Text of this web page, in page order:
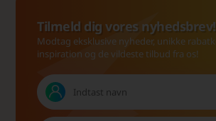
Tilmeld dig vores nyhedsbrev!
Modtag eksklusive nyheder, unikke
inspiration og de vildeste tilbud fra os!